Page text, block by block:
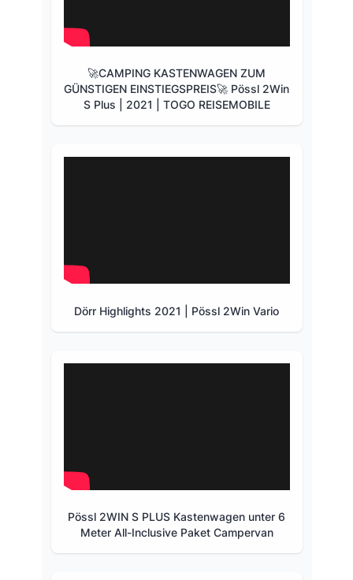
🚀CAMPING KASTENWAGEN ZUM
GÜNSTIGEN EINSTIEGSPREIS🚀 Pössl 2Win
S Plus | 2021 | TOGO REISEMOBILE
Dörr Highlights 2021 | Pössl 2Win Vario
Pössl 2WIN S PLUS Kastenwagen unter 6
Meter All-Inclusive Paket Campervan